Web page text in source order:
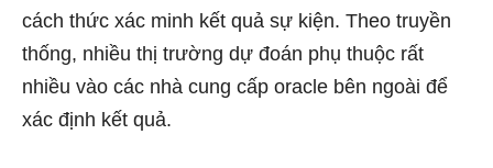
cách thức xác minh kết quả sự kiện. Theo truyền
thống, nhiều thị trường dự đoán phụ thuộc rất
nhiều vào các nhà cung cấp oracle bên ngoài để
xác định kết quả.